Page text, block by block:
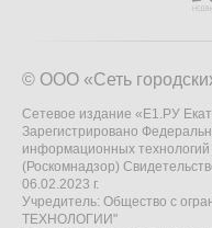
© ООО «Сеть
Сетевое издание «Е1.РУ
Зарегистрировано
информационных
(Роскомнадзор)
06.02.2023 г.
Учредитель: Общество с
ТЕХНОЛОГИИ"